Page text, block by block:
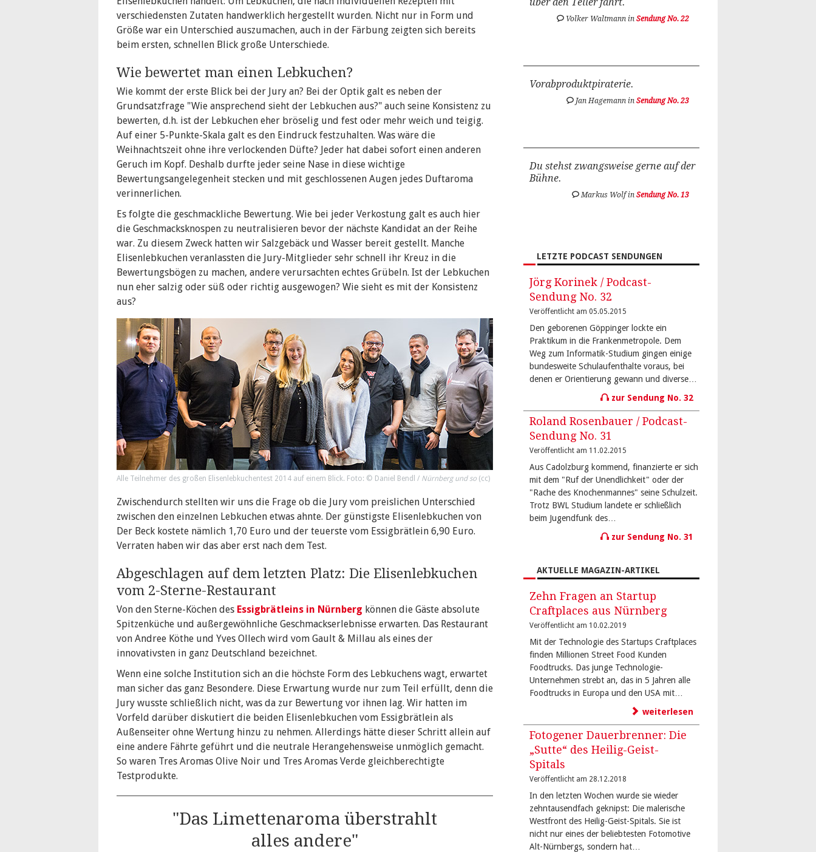
verschiedensten Zutaten handwerklich hergestellt wurden. Nicht nur in Form und
Größe war ein Unterschied auszumachen, auch in der Färbung zeigten sich bereits
beim ersten, schnellen Blick große Unterschiede.
Wie bewertet man einen Lebkuchen?
Wie kommt der erste Blick bei der Jury an? Bei der Optik galt es neben der
Grundsatzfrage "Wie ansprechend sieht der Lebkuchen aus?" auch seine Konsistenz zu
bewerten, d.h. ist der Lebkuchen eher bröselig und fest oder mehr weich und teigig.
Auf einer 5-Punkte-Skala galt es den Eindruck festzuhalten. Was wäre die
Weihnachtszeit ohne ihre verlockenden Düfte? Jeder hat dabei sofort einen anderen
Geruch im Kopf. Deshalb durfte jeder seine Nase in diese wichtige
Bewertungsangelegenheit stecken und mit geschlossenen Augen jedes Duftaroma
verinnerlichen.
Es folgte die geschmackliche Bewertung. Wie bei jeder Verkostung galt es auch hier
die Geschmacksknospen zu neutralisieren bevor der nächste Kandidat an der Reihe
war. Zu diesem Zweck hatten wir Salzgebäck und Wasser bereit gestellt. Manche
Elisenlebkuchen veranlassten die Jury-Mitglieder sehr schnell ihr Kreuz in die
Bewertungsbögen zu machen, andere verursachten echtes Grübeln. Ist der Lebkuchen
nun eher salzig oder süß oder richtig ausgewogen? Wie sieht es mit der Konsistenz
aus?
Alle Teilnehmer des großen Elisenlebkuchentest 2014 auf einem Blick. Foto: © Daniel Bendl / Nürnberg und so (cc)
Zwischendurch stellten wir uns die Frage ob die Jury vom preislichen Unterschied
zwischen den einzelnen Lebkuchen etwas ahnte. Der günstigste Elisenlebkuchen von
Der Beck kostete nämlich 1,70 Euro und der teuerste vom Essigbrätlein 6,90 Euro.
Verraten haben wir das aber erst nach dem Test.
Abgeschlagen auf dem letzten Platz: Die Elisenlebkuchen
vom 2-Sterne-Restaurant
Von den Sterne-Köchen des Essigbrätleins in Nürnberg können die Gäste absolute
Spitzenküche und außergewöhnliche Geschmackserlebnisse erwarten. Das Restaurant
von Andree Köthe und Yves Ollech wird vom Gault & Millau als eines der
innovativsten in ganz Deutschland bezeichnet.
Wenn eine solche Institution sich an die höchste Form des Lebkuchens wagt, erwartet
man sicher das ganz Besondere. Diese Erwartung wurde nur zum Teil erfüllt, denn die
Jury wusste schließlich nicht, was da zur Bewertung vor ihnen lag. Wir hatten im
Vorfeld darüber diskutiert die beiden Elisenlebkuchen vom Essigbrätlein als
Außenseiter ohne Wertung hinzu zu nehmen. Allerdings hätte dieser Schritt allein auf
eine andere Fährte geführt und die neutrale Herangehensweise unmöglich gemacht.
So waren Tres Aromas Olive Noir und Tres Aromas Verde gleichberechtigte
Testprodukte.
"Das Limettenaroma überstrahlt
alles andere"
Volker Waltmann inSendung No. 22
Vorabproduktpiraterie.
Jan Hagemann inSendung No. 23
Du stehst zwangsweise gerne auf der
Bühne.
Markus Wolf inSendung No. 13
LETZTE PODCAST SENDUNGEN
Jörg Korinek / Podcast-
Sendung No. 32
Veröffentlicht am 05.05.2015
Den geborenen Göppinger lockte ein
Praktikum in die Frankenmetropole. Dem
Weg zum Informatik-Studium gingen einige
bundesweite Schulaufenthalte voraus, bei
denen er Orientierung gewann und diverse…
zur Sendung No. 32
Roland Rosenbauer / Podcast-
Sendung No. 31
Veröffentlicht am 11.02.2015
Aus Cadolzburg kommend, finanzierte er sich
mit dem "Ruf der Unendlichkeit" oder der
"Rache des Knochenmannes" seine Schulzeit.
Trotz BWL Studium landete er schließlich
beim Jugendfunk des…
zur Sendung No. 31
AKTUELLE MAGAZIN-ARTIKEL
Zehn Fragen an Startup
Craftplaces aus Nürnberg
Veröffentlicht am 10.02.2019
Mit der Technologie des Startups Craftplaces
finden Millionen Street Food Kunden
Foodtrucks. Das junge Technologie-
Unternehmen strebt an, das in 5 Jahren alle
Foodtrucks in Europa und den USA mit…
weiterlesen
Fotogener Dauerbrenner: Die
„Sutte“ des Heilig-Geist-
Spitals
Veröffentlicht am 28.12.2018
In den letzten Wochen wurde sie wieder
zehntausendfach geknipst: Die malerische
Westfront des Heilig-Geist-Spitals. Sie ist
nicht nur eines der beliebtesten Fotomotive
Alt-Nürnbergs, sondern hat…